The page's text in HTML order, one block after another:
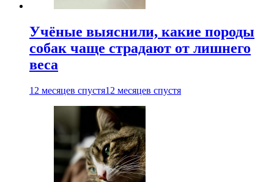
Учёные выяснили, какие породы
собак чаще страдают от лишнего
веса
12 месяцев спустя12 месяцев спустя